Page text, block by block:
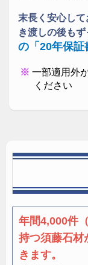
レザータッチ
最新技術を用い
は造形の陰影
を際立たせます
末長く安心して
き渡しの後もず
の「20年保証
一部適用外
ください
年間4,000件
持つ須藤石材
きます。